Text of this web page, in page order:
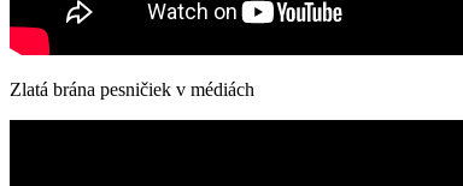
Zlatá brána pesničiek v médiách